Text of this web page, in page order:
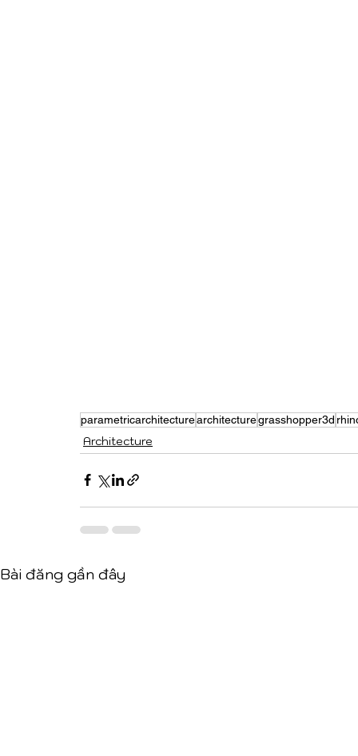
parametricarchitecturearchitecturegrasshopper3d
Architecture
Bài đăng gần đây